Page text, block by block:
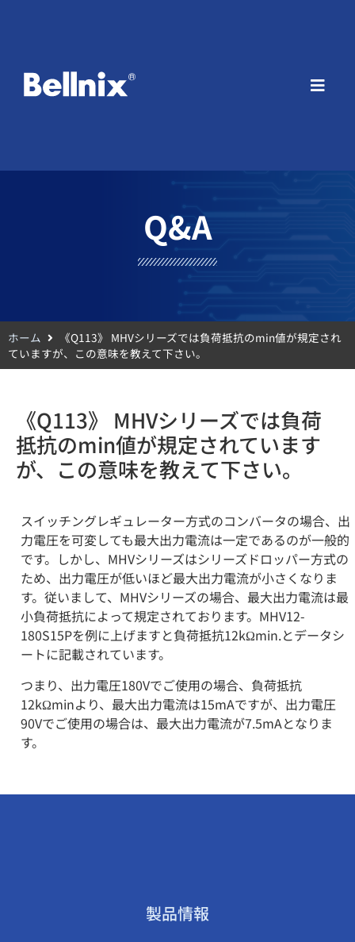
Q&A
ホーム
《Q113》 MHVシリーズでは負荷抵抗のmin値が規定され
ていますが、この意味を教えて下さい。
《Q113》 MHVシリーズでは負荷
抵抗のmin値が規定されています
が、この意味を教えて下さい。
スイッチングレギュレーター方式のコンバータの場合、出
力電圧を可変しても最大出力電流は一定であるのが一般的
です。しかし、MHVシリーズはシリーズドロッパー方式の
ため、出力電圧が低いほど最大出力電流が小さくなりま
す。従いまして、MHVシリーズの場合、最大出力電流は最
小負荷抵抗によって規定されております。MHV12-
180S15Pを例に上げますと負荷抵抗12kΩmin.とデータシ
ートに記載されています。
つまり、出力電圧180Vでご使用の場合、負荷抵抗
12kΩminより、最大出力電流は15mAですが、出力電圧
90Vでご使用の場合は、最大出力電流が7.5mAとなりま
す。
製品情報